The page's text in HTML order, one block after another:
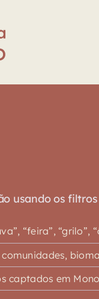
usando os
“feira”, “grilo”,
captados em